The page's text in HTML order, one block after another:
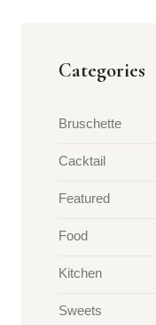
Categories
Bruschette
Cacktail
Featured
Food
Kitchen
Sweets